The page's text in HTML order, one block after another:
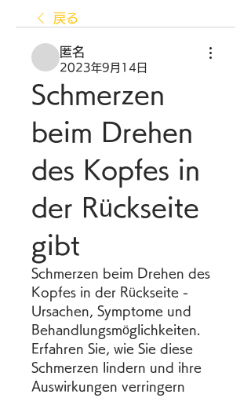
戻る
匿名
2023年9月14日
Schmerzen
beim Drehen
des Kopfes in
der Rückseite
gibt
Schmerzen beim Drehen des
Kopfes in der Rückseite -
Ursachen, Symptome und
Behandlungsmöglichkeiten.
Erfahren Sie, wie Sie diese
Schmerzen lindern und ihre
Auswirkungen verringern